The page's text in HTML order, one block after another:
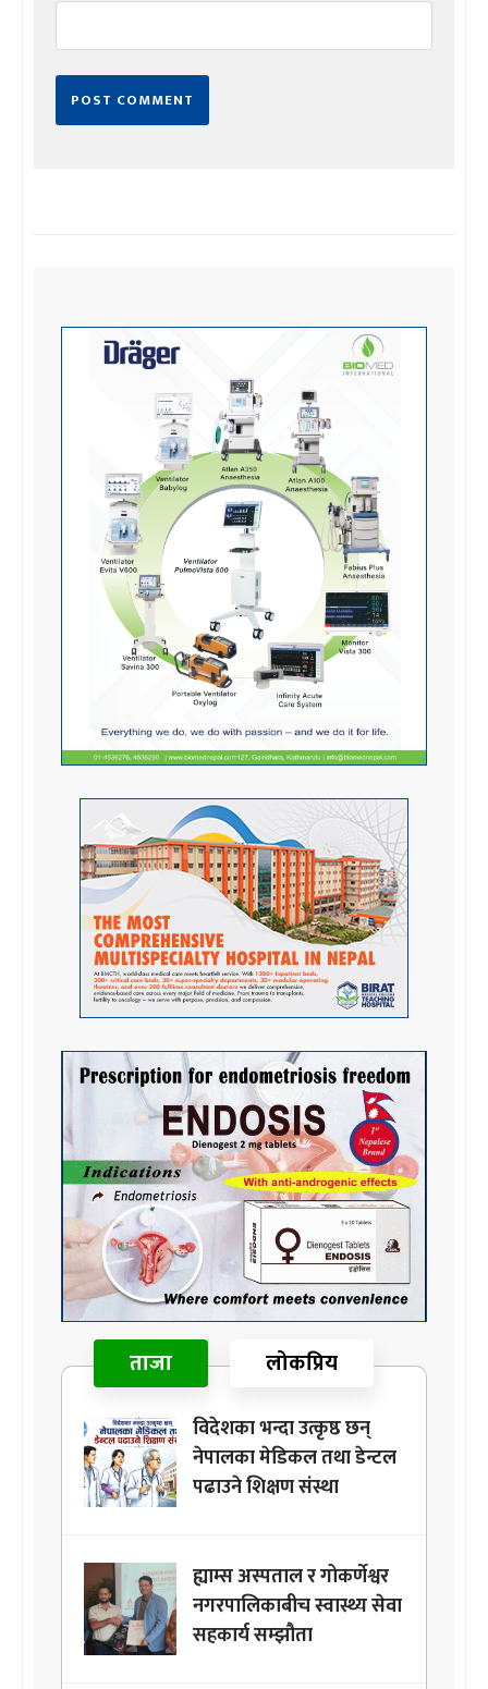
ताजा लोकप्रिय
विदेशका भन्दा उत्कृष्ठ छन्
नेपालका मेडिकल तथा डेन्टल
पढाउने शिक्षण संस्था
ह्याम्स अस्पताल र गोकर्णेश्वर
नगरपालिकाबीच स्वास्थ्य सेवा
सहकार्य सम्झौता